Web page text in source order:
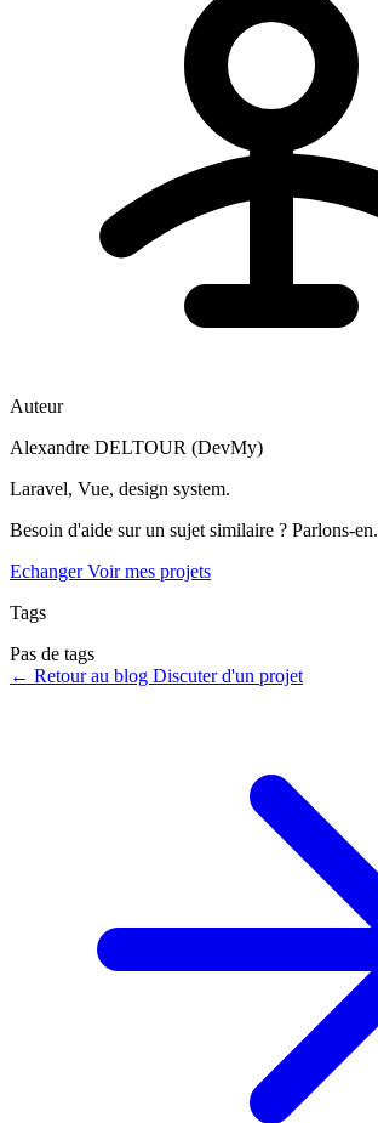
Auteur
Alexandre DELTOUR (DevMy)
Laravel, Vue, design system.
Besoin d'aide sur un sujet similaire ? Parlons-en.
EchangerVoir mes projets
Tags
Pas de tags
← Retour au blog Discuter d'un projet